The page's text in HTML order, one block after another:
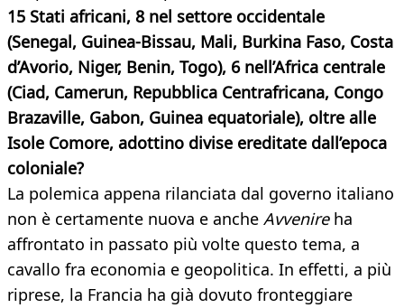
15 Stati africani, 8 nel settore occidentale
(Senegal, Guinea-Bissau, Mali, Burkina Faso, Costa
d’Avorio, Niger, Benin, Togo), 6 nell’Africa centrale
(Ciad, Camerun, Repubblica Centrafricana, Congo
Brazaville, Gabon, Guinea equatoriale), oltre alle
Isole Comore, adottino divise ereditate dall’epoca
coloniale?
La polemica appena rilanciata dal governo italiano
non è certamente nuova e anche Avvenireha
affrontato in passato più volte questo tema, a
cavallo fra economia e geopolitica. In effetti, a più
riprese, la Francia ha già dovuto fronteggiare